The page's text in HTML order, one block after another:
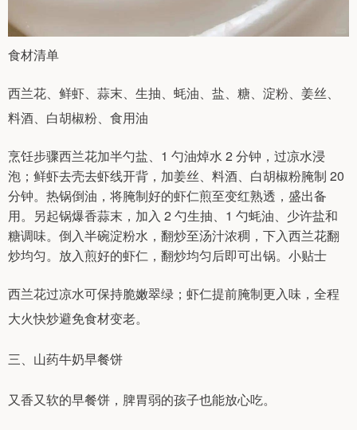
食材清单
西兰花、鲜虾、蒜末、生抽、蚝油、盐、糖、淀粉、姜丝、
料酒、白胡椒粉、食用油
烹饪步骤西兰花加半勺盐、1 勺油焯水 2 分钟，过凉水浸
泡；鲜虾去壳去虾线开背，加姜丝、料酒、白胡椒粉腌制 20
分钟。热锅倒油，将腌制好的虾仁煎至变红熟透，盛出备
用。另起锅爆香蒜末，加入 2 勺生抽、1 勺蚝油、少许盐和
糖调味。倒入半碗淀粉水，翻炒至汤汁浓稠，下入西兰花翻
炒均匀。放入煎好的虾仁，翻炒均匀后即可出锅。小贴士
西兰花过凉水可保持脆嫩翠绿；虾仁提前腌制更入味，全程
大火快炒避免食材变老。
三、山药牛奶早餐饼
又香又软的早餐饼，脾胃弱的孩子也能放心吃。